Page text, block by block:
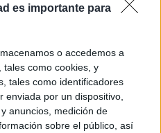
es importante para
o accedemos a
tales como cookies, y
tales como identificadores
enviada por un dispositivo,
anuncios, medición de
sobre el público, así